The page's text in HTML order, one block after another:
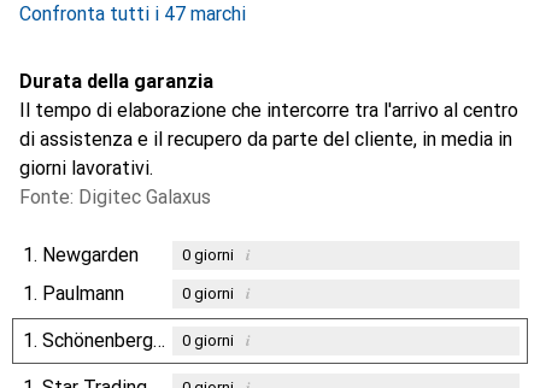
Confronta tutti i 47 marchi
Durata della garanzia
Il tempo di elaborazione che intercorre tra l'arrivo al centro
di assistenza e il recupero da parte del cliente, in media in
giorni lavorativi.
Fonte: Digitec Galaxus
1. Newgarden 0giorni i
1. Paulmann 0giorni i
1. Schönenberger 0giorni i